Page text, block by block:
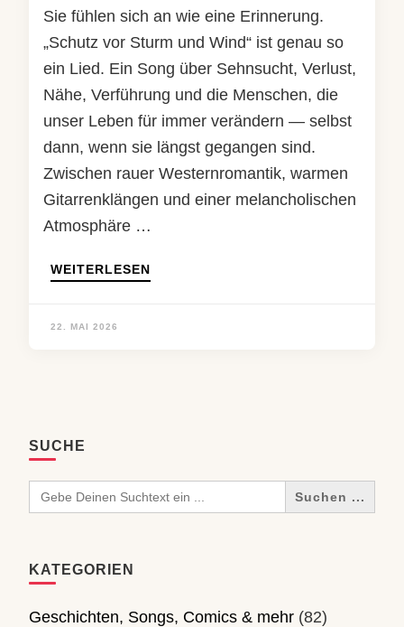
Sie fühlen sich an wie eine Erinnerung.
„Schutz vor Sturm und Wind“ ist genau so
ein Lied. Ein Song über Sehnsucht, Verlust,
Nähe, Verführung und die Menschen, die
unser Leben für immer verändern — selbst
dann, wenn sie längst gegangen sind.
Zwischen rauer Westernromantik, warmen
Gitarrenklängen und einer melancholischen
Atmosphäre …
WEITERLESEN
22. MAI 2026
SUCHE
Search
for:
KATEGORIEN
Geschichten, Songs, Comics & mehr (82)